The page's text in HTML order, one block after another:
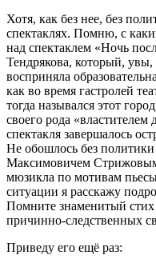
Хотя, как без нее, без
спектаклях. Помню, с
над спектаклем «Ночь
Тендрякова, который,
восприняла
как во время гастролей
тогда назывался этот
своего рода «властителем
спектакля завершалось
Не обошлось без
Максимовичем
мюзикла по мотивам
ситуации я расскажу
Помните знаменитый
причинно-следственных
Приведу его ещё раз: